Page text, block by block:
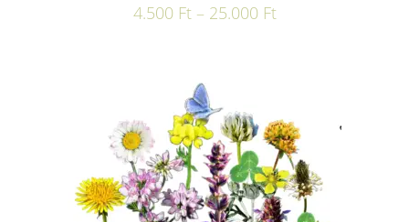
4.500 Ft – 25.000 Ft